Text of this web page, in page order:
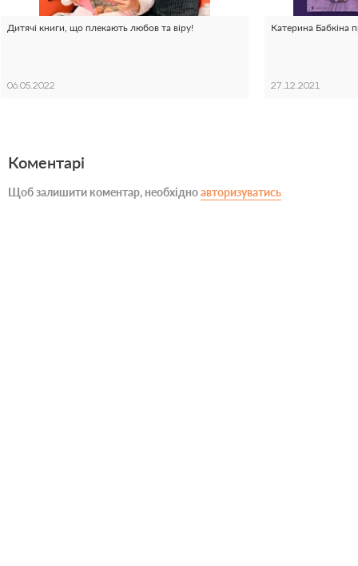
Дитячі книги, що плекають любов та віру!
06.05.2022
Катерина Бабкіна
27.12.2021
Коментарі
Щоб залишити коментар, необхідноавторизуватись